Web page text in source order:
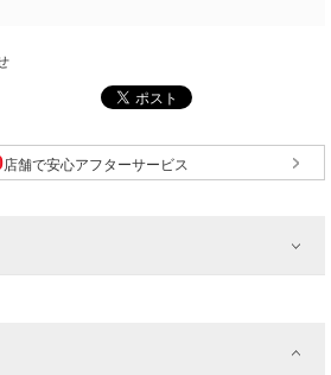
店舗で安心アフターサービス